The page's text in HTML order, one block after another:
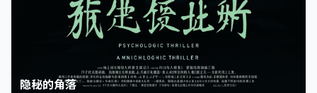
隐秘的角落